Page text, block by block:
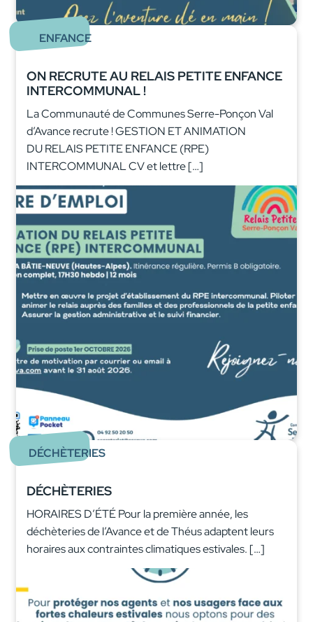
ENFANCE
ON RECRUTE AU RELAIS PETITE ENFANCE
INTERCOMMUNAL !
La Communauté de Communes Serre-Ponçon Val
d’Avance recrute ! GESTION ET ANIMATION
DU RELAIS PETITE ENFANCE (RPE)
INTERCOMMUNAL CV et lettre […]
DÉCHÈTERIES
DÉCHÈTERIES
HORAIRES D’ÉTÉ Pour la première année, les
déchèteries de l’Avance et de Théus adaptent leurs
horaires aux contraintes climatiques estivales. […]